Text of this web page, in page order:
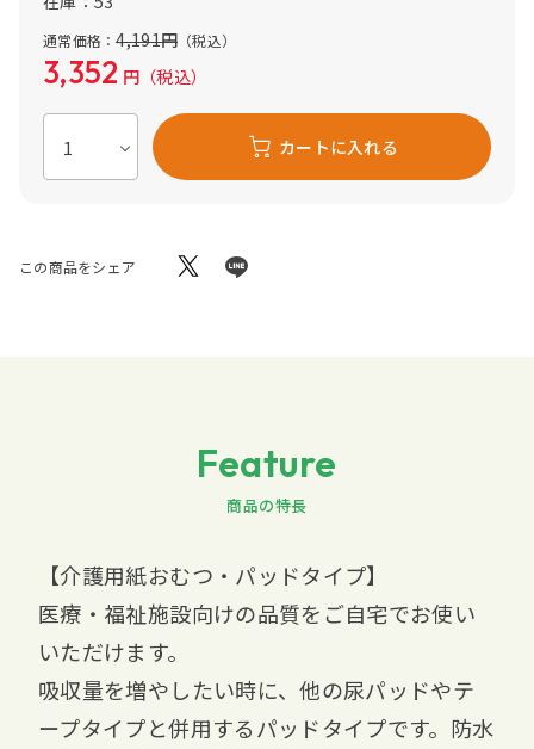
通常価格：4,191円 （税込）
3,352 円（税込）
カートに入れる
この商品をシェア
Feature
商品の特長
【介護用紙おむつ・パッドタイプ】
医療・福祉施設向けの品質をご自宅でお使い
いただけます。
吸収量を増やしたい時に、他の尿パッドやテ
ープタイプと併用するパッドタイプです。防水